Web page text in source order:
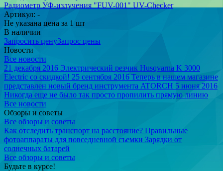
Радиометр УФ-излучения "FUV-001" UV-Checker
Артикул: -
Не указана цена за 1 шт
В наличии
Запросить ценуЗапрос цены
Новости
Все новости
21 декабря 2016 Электрический резчик Husqvarna K 3000
Electric со скидкой! 25 сентября 2016 Теперь в нашем магазине
представлен новый бренд инструмента ATORCH 5 июня 2016
Никогда еще не было так просто пропилить прямую линию
Все новости
Обзоры и советы
Все обзоры и советы
Как отследить транспорт на расстояние? Правильные
фотоаппараты для повседневной съемки Зарядки от
солнечных батарей
Все обзоры и советы
Будьте в курсе!